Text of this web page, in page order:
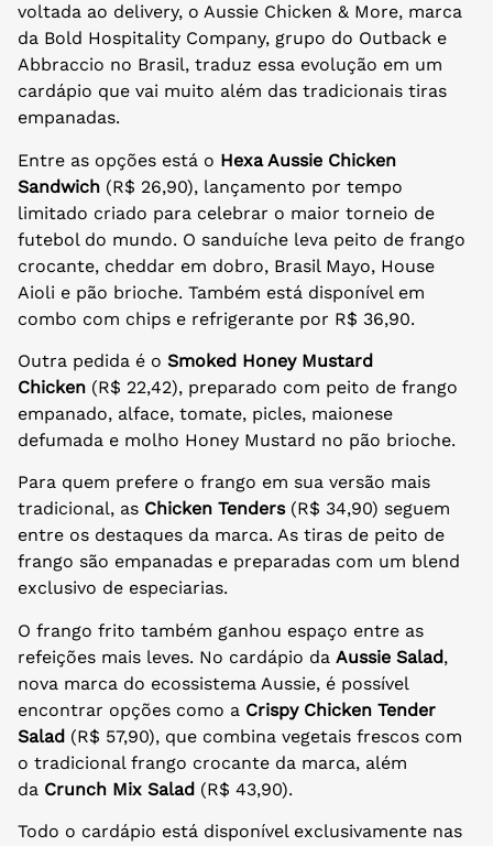
voltada ao delivery, o Aussie Chicken & More, marca
da Bold Hospitality Company, grupo do Outback e
Abbraccio no Brasil, traduz essa evolução em um
cardápio que vai muito além das tradicionais tiras
empanadas.
Entre as opções está o Hexa Aussie Chicken
Sandwich (R$ 26,90), lançamento por tempo
limitado criado para celebrar o maior torneio de
futebol do mundo. O sanduíche leva peito de frango
crocante, cheddar em dobro, Brasil Mayo, House
Aioli e pão brioche. Também está disponível em
combo com chips e refrigerante por R$ 36,90.
Outra pedida é o Smoked Honey Mustard
Chicken (R$ 22,42), preparado com peito de frango
empanado, alface, tomate, picles, maionese
defumada e molho Honey Mustard no pão brioche.
Para quem prefere o frango em sua versão mais
tradicional, as Chicken Tenders(R$ 34,90) seguem
entre os destaques da marca. As tiras de peito de
frango são empanadas e preparadas com um blend
exclusivo de especiarias.
O frango frito também ganhou espaço entre as
refeições mais leves. No cardápio da Aussie Salad,
nova marca do ecossistema Aussie, é possível
encontrar opções como a Crispy Chicken Tender
Salad (R$ 57,90), que combina vegetais frescos com
o tradicional frango crocante da marca, além
da Crunch Mix Salad (R$ 43,90).
Todo o cardápio está disponível exclusivamente nas